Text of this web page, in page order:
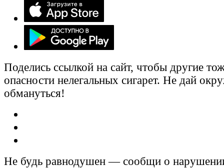
Поделись ссылкой на сайт, чтобы другие
опасности нелегальных сигарет. Не дай
обмануться!
Не будь равнодушен — сообщи о